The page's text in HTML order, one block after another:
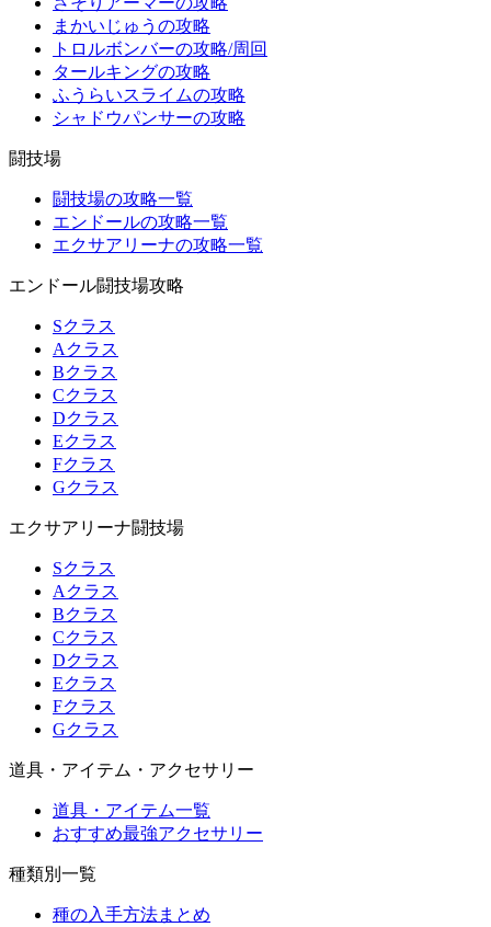
まかいじゅうの攻略
トロルボンバーの攻略/周回
タールキングの攻略
ふうらいスライムの攻略
シャドウパンサーの攻略
闘技場
闘技場の攻略一覧
エンドールの攻略一覧
エクサアリーナの攻略一覧
エンドール闘技場攻略
Sクラス
Aクラス
Bクラス
Cクラス
Dクラス
Eクラス
Fクラス
Gクラス
エクサアリーナ闘技場
Sクラス
Aクラス
Bクラス
Cクラス
Dクラス
Eクラス
Fクラス
Gクラス
道具・アイテム・アクセサリー
道具・アイテム一覧
おすすめ最強アクセサリー
種類別一覧
種の入手方法まとめ